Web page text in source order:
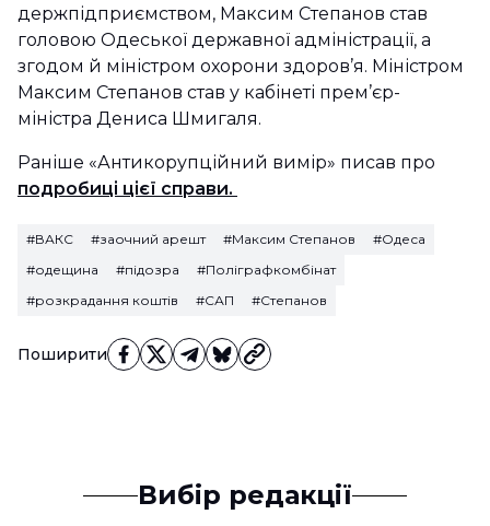
Поширити
держпідприємством, Максим Степанов став
головою Одеської державної адміністрації, а
згодом й міністром охорони здоров’я. Міністром
Максим Степанов став у кабінеті прем’єр-
міністра Дениса Шмигаля.
Раніше «Антикорупційний вимір» писав про
подробиці цієї справи.
#ВАКС #заочний арешт #Максим Степанов
#Одеса
#одещина
#підозра
#Поліграфкомбінат
#розкрадання коштів
#САП #Степанов
Вибір редакції